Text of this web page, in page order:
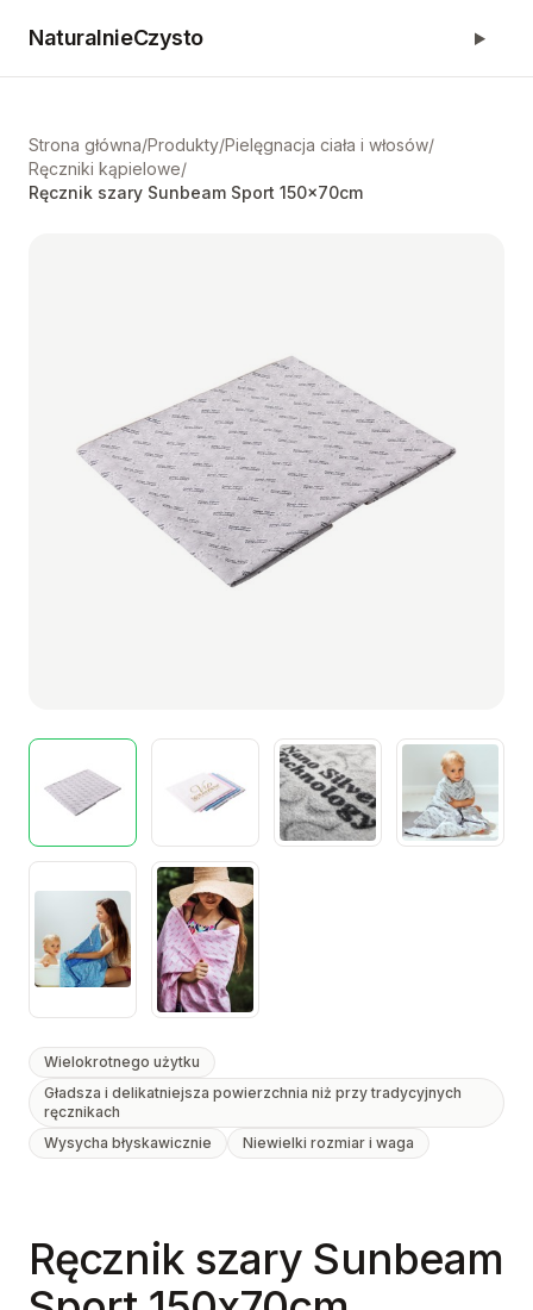
NaturalnieCzysto
Strona główna/Produkty/Pielęgnacja ciała i włosów/
Ręczniki kąpielowe/
Ręcznik szary Sunbeam Sport 150x70cm
Wielokrotnego użytku
Gładsza i delikatniejsza powierzchnia niż przy tradycyjnych
ręcznikach
Wysycha błyskawicznie
Niewielki rozmiar i waga
Ręcznik szary Sunbeam